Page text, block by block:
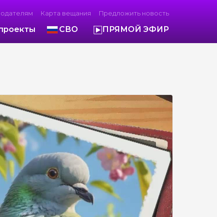
Карта вещания Предложить новость
СВО ПРЯМОЙ ЭФИР